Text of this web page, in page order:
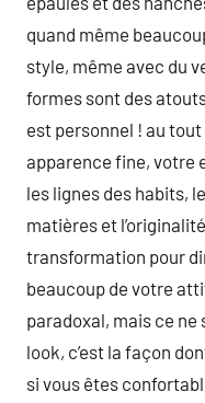
quand même
style, même avec du
formes sont des
est personnel ! au
apparence fine, votre
les lignes des habits,
matières et
transformation pour
beaucoup de votre
paradoxal, mais ce
look, c’est la façon
si vous êtes